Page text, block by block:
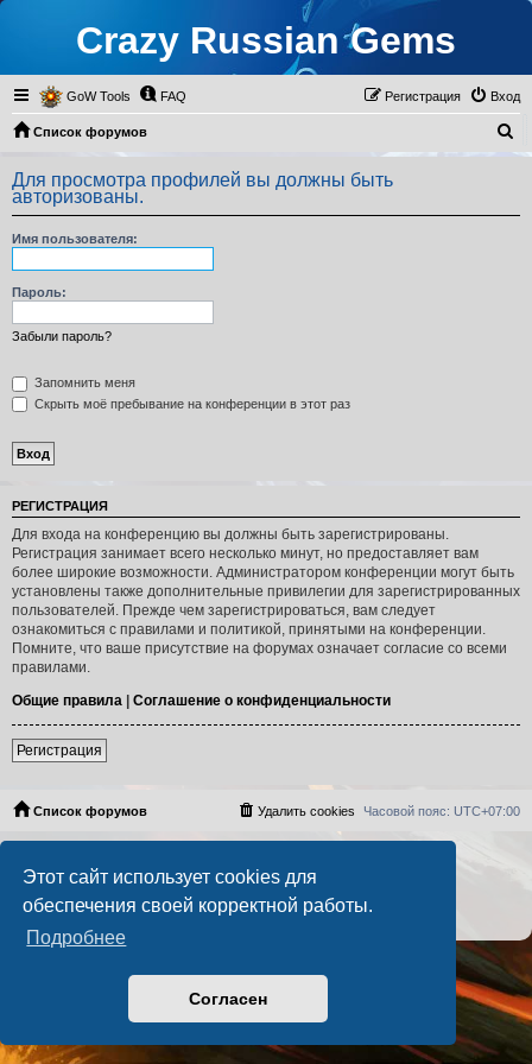
Этот сайт использует cookies для
обеспечения своей корректной работы.
Подробнее
Согласен
Crazy Russian Gems
GoW Tools FAQ Вход
Регистрация
Список форумов
о
с
Для просмотра профилей вы должны быть
авторизованы.
Имя пользователя:
Пароль:
Забыли пароль?
Запомнить меня
Скрыть моё пребывание на конференции в этот раз
РЕГИСТРАЦИЯ
Для входа на конференцию вы должны быть зарегистрированы.
Регистрация занимает всего несколько минут, но предоставляет вам
более широкие возможности. Администратором конференции могут быть
установлены также дополнительные привилегии для зарегистрированных
пользователей. Прежде чем зарегистрироваться, вам следует
ознакомиться с правилами и политикой, принятыми на конференции.
Помните, что ваше присутствие на форумах означает согласие со всеми
правилами.
Общие правила | Соглашение о конфиденциальности
Регистрация
Список форумов Часовой пояс: UTC+07:00
Удалить cookies
Русская поддержка phpBB
PS4 Pro style ©Jester
Конфиденциальность
|